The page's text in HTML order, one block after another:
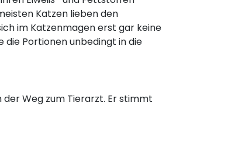
Katzen lieben den
im Katzenmagen erst gar keine
die Portionen unbedingt in die
Weg zum Tierarzt. Er stimmt